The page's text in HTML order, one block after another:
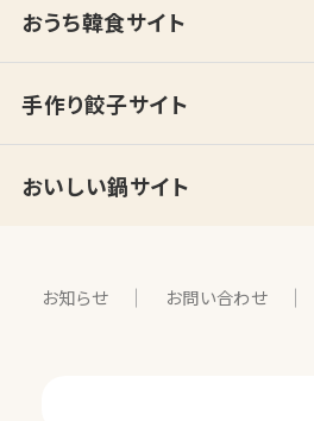
おうち韓食サイト
手作り餃子サイト
おいしい鍋サイト
お知らせ お問い合わせ